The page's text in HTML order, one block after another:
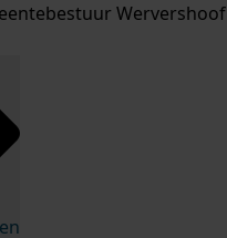
Wervershoof